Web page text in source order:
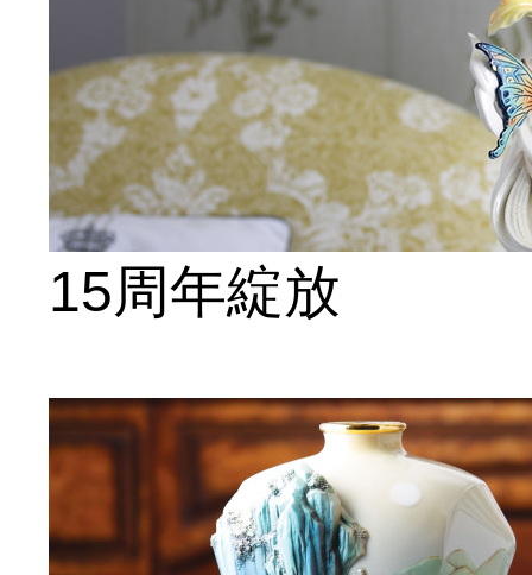
15周年綻放